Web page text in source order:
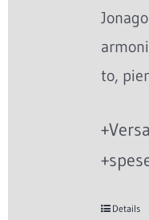
to,
Details